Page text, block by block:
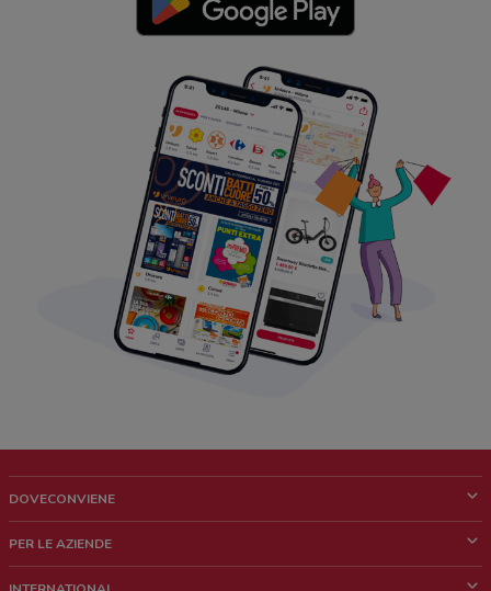
DOVECONVIENE
Chi siamo
PER LE AZIENDE